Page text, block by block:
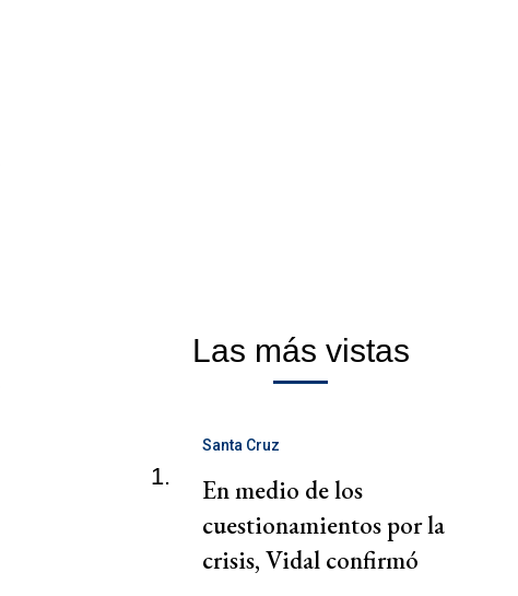
Las más vistas
1.
Santa Cruz
En medio de los
cuestionamientos por la
crisis, Vidal confirmó